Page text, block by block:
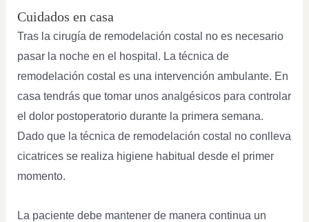
Cuidados en casa
Tras la cirugía de remodelación costal no es necesario
pasar la noche en el hospital. La técnica de
remodelación costal es una intervención ambulante. En
casa tendrás que tomar unos analgésicos para controlar
el dolor postoperatorio durante la primera semana.
Dado que la técnica de remodelación costal no conlleva
cicatrices se realiza higiene habitual desde el primer
momento.
La paciente debe mantener de manera continua un